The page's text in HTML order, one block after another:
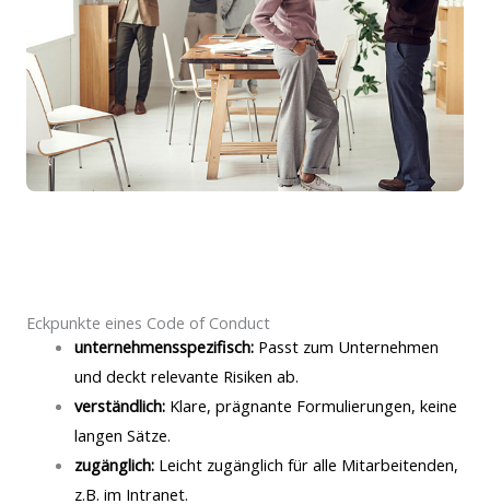
Eckpunkte eines Code of Conduct
unternehmensspezifisch:Passt zum Unternehmen
und deckt relevante Risiken ab.
verständlich:Klare, prägnante Formulierungen, keine
langen Sätze.
zugänglich:Leicht zugänglich für alle Mitarbeitenden,
z.B. im Intranet.